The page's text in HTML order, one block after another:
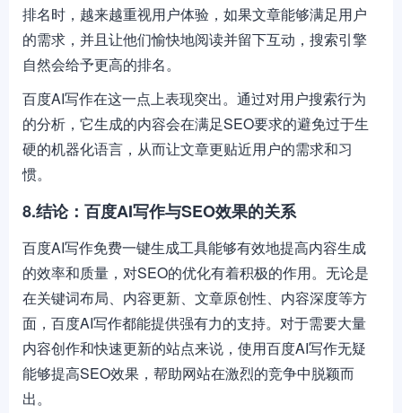
排名时，越来越重视用户体验，如果文章能够满足用户
的需求，并且让他们愉快地阅读并留下互动，搜索引擎
自然会给予更高的排名。
百度AI写作在这一点上表现突出。通过对用户搜索行为
的分析，它生成的内容会在满足SEO要求的避免过于生
硬的机器化语言，从而让文章更贴近用户的需求和习
惯。
8.结论：百度AI写作与SEO效果的关系
百度AI写作免费一键生成工具能够有效地提高内容生成
的效率和质量，对SEO的优化有着积极的作用。无论是
在关键词布局、内容更新、文章原创性、内容深度等方
面，百度AI写作都能提供强有力的支持。对于需要大量
内容创作和快速更新的站点来说，使用百度AI写作无疑
能够提高SEO效果，帮助网站在激烈的竞争中脱颖而
出。